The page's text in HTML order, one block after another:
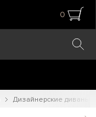
0
Дизайнерские диваны